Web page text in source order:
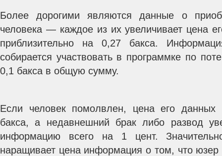
Более дорогими являются данные о
человека — каждое из их увеличивает цена
приблизительно на 0,27 бакса.
собирается участвовать в программке по
0,1 бакса в общую сумму.
Если человек помолвлен, цена его
бакса, а недавнешний брак либо развод
информацию всего на 1 цент.
наращивает цена информация о том, что юзер